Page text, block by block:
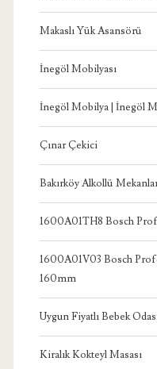
Makaslı Yük Asansörü
İnegöl Mobilyası
İnegöl Mobilya | İnegöl
Çınar Çekici
Bakırköy Alkollü
1600A01TH8 Bosch
1600A01V03 Bosch
160mm
Uygun Fiyatlı Bebek
Kiralık Kokteyl Masası